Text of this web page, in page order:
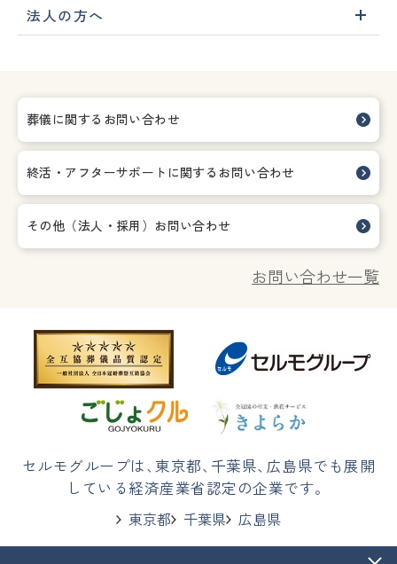
法人の方へ
葬儀に関するお問い合わせ
終活・アフターサポートに関する お問い合わせ
その他（法人・採用）お問い合わせ
お問い合わせ一覧
セルモグループは、東京都、 千葉県、 広島県でも展開
している経済産業省認定の企業です。
東京都
千葉県 広島県